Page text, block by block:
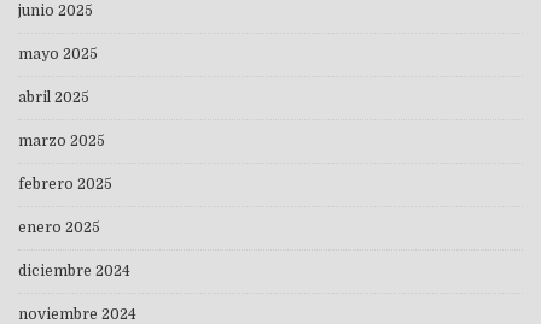
junio 2025
mayo 2025
abril 2025
marzo 2025
febrero 2025
enero 2025
diciembre 2024
noviembre 2024